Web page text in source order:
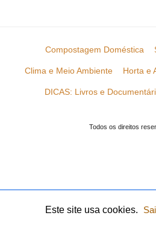
Compostagem Doméstica
Clima e Meio Ambiente Horta e
DICAS: Livros e
Todos os direitos
Este site usa cookies.